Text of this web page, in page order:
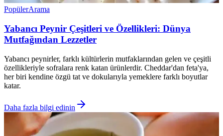
PopülerArama
Yabancı Peynir Çeşitleri ve Özellikleri: Dünya
Mutfağından Lezzetler
Yabancı peynirler, farklı kültürlerin mutfaklarından gelen ve çeşitli
özellikleriyle sofralara renk katan ürünlerdir. Cheddar'dan feta'ya,
her biri kendine özgü tat ve dokularıyla yemeklere farklı boyutlar
katar.
Daha fazla bilgi edinin